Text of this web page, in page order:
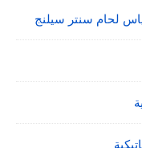
لحام سنتر سيلنج